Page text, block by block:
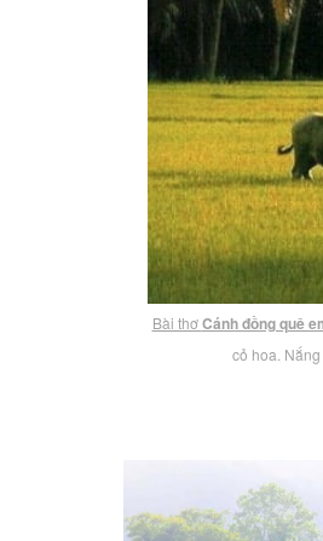
Bài thơCánh đồng quê
cỏ hoa.